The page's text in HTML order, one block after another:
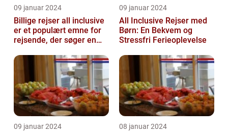
09 januar 2024
Billige rejser all inclusive
er et populært emne for
rejsende, der søger en
fer...
09 januar 2024
All Inclusive Rejser med
Børn: En Bekvem og
Stressfri Ferieoplevelse
09 januar 2024 08 januar 2024